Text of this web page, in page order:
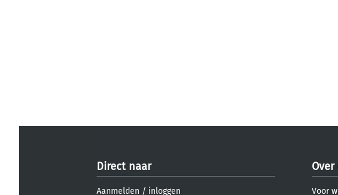
Direct naar
Aanmelden / inloggen
Over
Voor